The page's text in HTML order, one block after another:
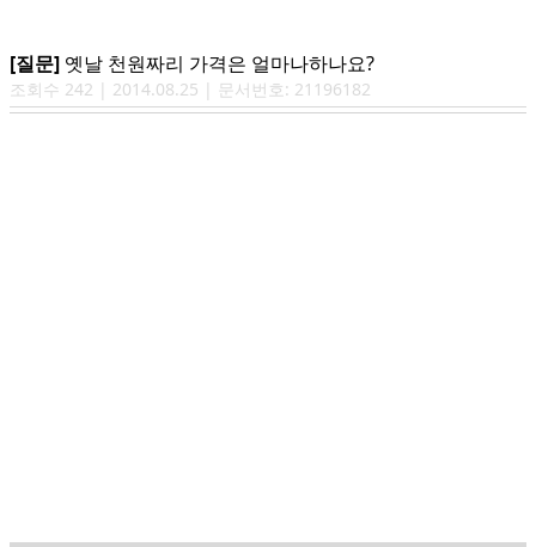
[질문] 옛날 천원짜리 가격은 얼마나하나요?
조회수 242 | 2014.08.25 | 문서번호: 21196182